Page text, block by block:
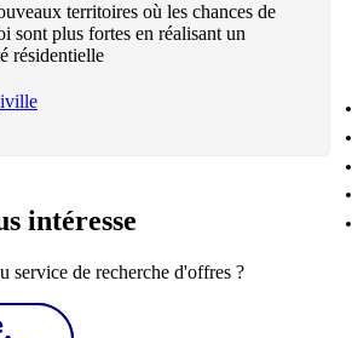
territoires où les chances de
sont plus fortes en réalisant un
résidentielle
intéresse
service de recherche d'offres ?